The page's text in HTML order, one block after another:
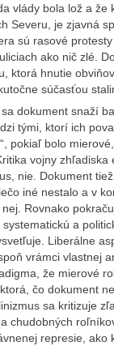
vlády bola lož a
Severu, je zjavná
sú rasové
ako nič zlé.
ktorá hnutie
súčasťou
dokument snaží
tými, ktorí ich
pokiaľ bolo
vojny
nie. Dokument
iné nestalo a v
Rovnako
a
Liberálne
vrámci vlastnej
že mierové
ktorá, čo dokument
sa kritizuje
chudobných
represie,